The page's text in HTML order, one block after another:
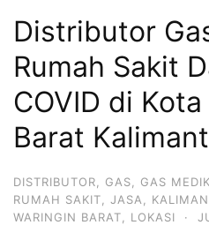
Distributor
Rumah Sakit
COVID di
Barat
DISTRIBUTOR GAS GAS MEDIK
RUMAH SAKIT
JASA
WARINGIN BARAT
LOKASI ·